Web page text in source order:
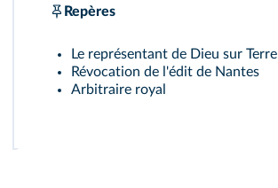
Repères
Le représentant de Dieu sur Terre
Révocation de l'édit de Nantes
Arbitraire royal